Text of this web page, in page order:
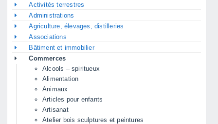
Activités terrestres
Administrations
Agriculture, élevages, distilleries
Associations
Bâtiment et immobilier
Commerces
Alcools – spiritueux
Alimentation
Animaux
Articles pour enfants
Artisanat
Atelier bois sculptures et peintures